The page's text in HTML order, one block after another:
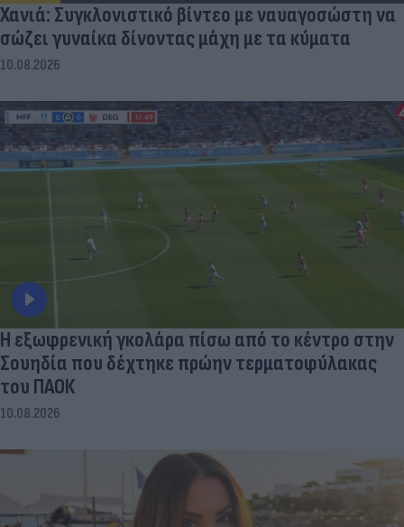
Χανιά: Συγκλονιστικό βίντεο με ναυαγοσώστη να
σώζει γυναίκα δίνοντας μάχη με τα κύματα
10.08.2026
Η εξωφρενική γκολάρα πίσω από το κέντρο στην
Σουηδία που δέχτηκε πρώην τερματοφύλακας
του ΠΑΟΚ
10.08.2026